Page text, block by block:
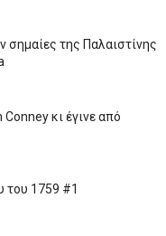
σημαίες της Παλαιστίνης
κι έγινε από
του 1759 #1